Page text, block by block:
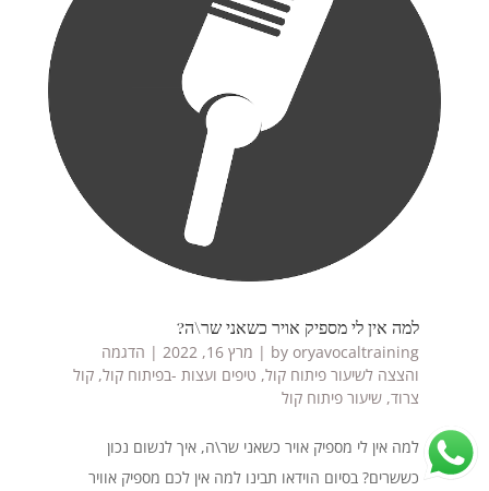
למה אין לי מספיק אויר כשאני שר\ה?
by oryavocaltraining
| מרץ 16, 2022 | הדגמה
והצצה לשיעור פיתוח קול, טיפים ועצות -בפיתוח קול, קול
צרוד, שיעור פיתוח קול
למה אין לי מספיק אויר כשאני שר\ה, איך לנשום נכון
כששרים? בסיום הוידאו תבינו למה אין לכם מספיק אוויר